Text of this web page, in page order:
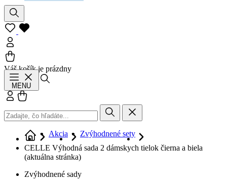
Váš košík je prázdny
MENU
Prihlásiť sa
Akcia
Zvýhodnené sety
CELLE Výhodná sada 2 dámskych tielok čierna a biela
(aktuálna stránka)
Zvýhodnené sady